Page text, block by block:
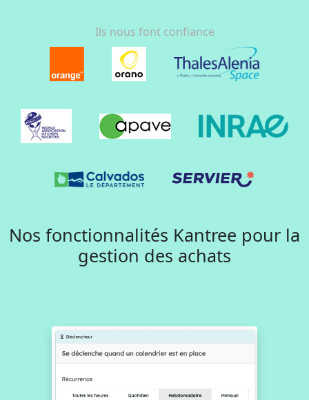
Ils nous font confiance
Nos fonctionnalités Kantree pour la
gestion des achats